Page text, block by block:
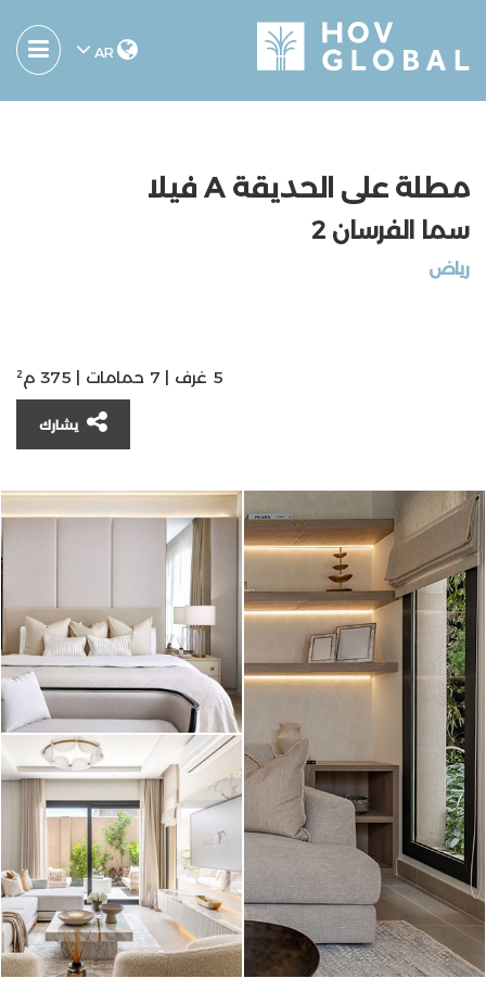
AR
مطلة على الحديقة A فيلا
سما الفرسان 2
ریاض
5 غرف | 7 حمامات | 375 م²
يشارك